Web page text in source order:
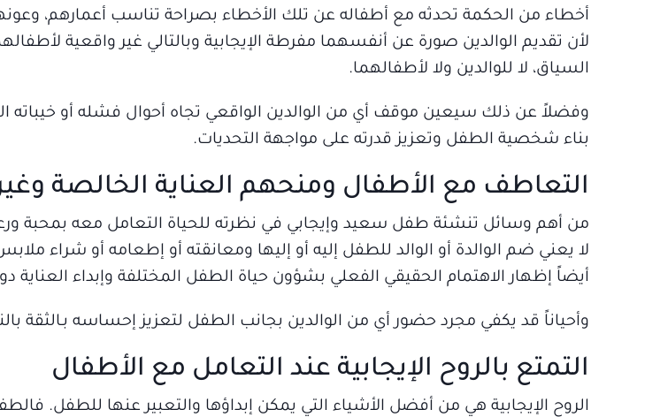
أخطاء من الحكمة تحدثه مع أطفاله عن تلك الأخطاء بصراحة تناسب أعمارهم،
لأن تقديم الوالدين صورة عن أنفسهما مفرطة الإيجابية وبالتالي غير واقعية
السياق، لا للوالدين ولا لأطفالهما.
وفضلاً عن ذلك سيعين موقف أي من الوالدين الواقعي تجاه أحوال فشله أو خيباته
بناء شخصية الطفل وتعزيز قدرته على مواجهة التحديات.
التعاطف مع الأطفال ومنحهم العناية الخالصة
من أهم وسائل تنشئة طفل سعيد وإيجابي في نظرته للحياة التعامل معه بمحبة
لا يعني ضم الوالدة أو الوالد للطفل إليه أو إليها ومعانقته أو إطعامه أو شراء
أيضاً إظهار الاهتمام الحقيقي الفعلي بشؤون حياة الطفل المختلفة وإبداء العناية
وأحياناً قد يكفي مجرد حضور أي من الوالدين بجانب الطفل لتعزيز إحساسه بـالثقة
التمتع بالروح الإيجابية عند التعامل مع الأطفال
الروح الإيجابية هي من أفضل الأشياء التي يمكن إبداؤها والتعبير عنها للطفل.